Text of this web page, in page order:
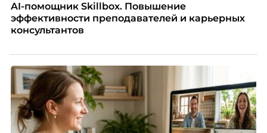
AI-помощник Skillbox. Повышение
эффективности преподавателей и карьерных
консультантов